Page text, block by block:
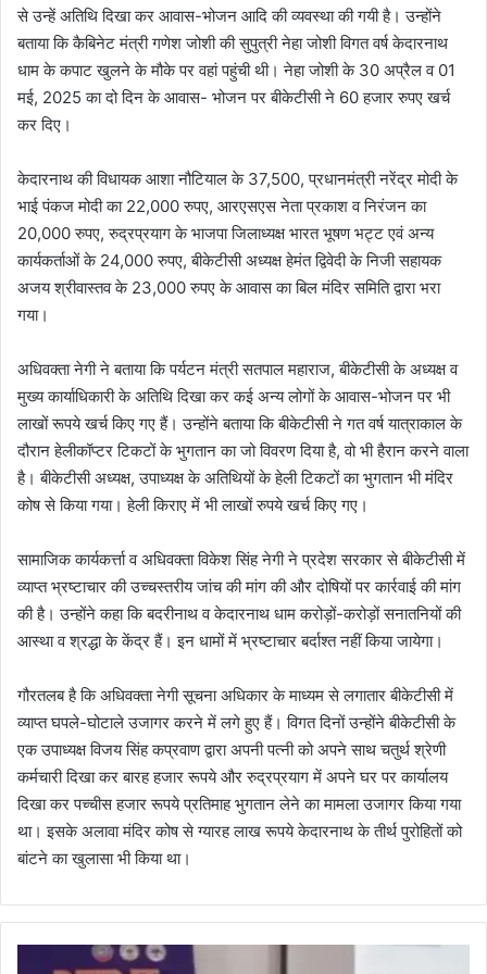
से उन्हें अतिथि दिखा कर आवास-भोजन आदि की व्यवस्था की गयी है। उन्होंने
बताया कि कैबिनेट मंत्री गणेश जोशी की सुपुत्री नेहा जोशी विगत वर्ष केदारनाथ
धाम के कपाट खुलने के मौके पर वहां पहुंची थी। नेहा जोशी के 30 अप्रैल व 01
मई, 2025 का दो दिन के आवास- भोजन पर बीकेटीसी ने 60 हजार रुपए खर्च
कर दिए।
केदारनाथ की विधायक आशा नौटियाल के 37,500, प्रधानमंत्री नरेंद्र मोदी के
भाई पंकज मोदी का 22,000 रुपए, आरएसएस नेता प्रकाश व निरंजन का
20,000 रुपए, रुद्रप्रयाग के भाजपा जिलाध्यक्ष भारत भूषण भट्ट एवं अन्य
कार्यकर्ताओं के 24,000 रुपए, बीकेटीसी अध्यक्ष हेमंत द्विवेदी के निजी सहायक
अजय श्रीवास्तव के 23,000 रुपए के आवास का बिल मंदिर समिति द्वारा भरा
गया।
अधिवक्ता नेगी ने बताया कि पर्यटन मंत्री सतपाल महाराज, बीकेटीसी के अध्यक्ष व
मुख्य कार्याधिकारी के अतिथि दिखा कर कई अन्य लोगों के आवास-भोजन पर भी
लाखों रूपये खर्च किए गए हैं। उन्होंने बताया कि बीकेटीसी ने गत वर्ष यात्राकाल के
दौरान हेलीकॉप्टर टिकटों के भुगतान का जो विवरण दिया है, वो भी हैरान करने वाला
है। बीकेटीसी अध्यक्ष, उपाध्यक्ष के अतिथियों के हेली टिकटों का भुगतान भी मंदिर
कोष से किया गया। हेली किराए में भी लाखों रुपये खर्च किए गए।
सामाजिक कार्यकर्त्ता व अधिवक्ता विकेश सिंह नेगी ने प्रदेश सरकार से बीकेटीसी में
व्याप्त भ्रष्टाचार की उच्चस्तरीय जांच की मांग की और दोषियों पर कार्रवाई की मांग
की है। उन्होंने कहा कि बदरीनाथ व केदारनाथ धाम करोड़ों-करोड़ों सनातनियों की
आस्था व श्रद्धा के केंद्र हैं। इन धामों में भ्रष्टाचार बर्दाश्त नहीं किया जायेगा।
गौरतलब है कि अधिवक्ता नेगी सूचना अधिकार के माध्यम से लगातार बीकेटीसी में
व्याप्त घपले-घोटाले उजागर करने में लगे हुए हैं। विगत दिनों उन्होंने बीकेटीसी के
एक उपाध्यक्ष विजय सिंह कप्रवाण द्वारा अपनी पत्नी को अपने साथ चतुर्थ श्रेणी
कर्मचारी दिखा कर बारह हजार रूपये और रुद्रप्रयाग में अपने घर पर कार्यालय
दिखा कर पच्चीस हजार रूपये प्रतिमाह भुगतान लेने का मामला उजागर किया गया
था। इसके अलावा मंदिर कोष से ग्यारह लाख रूपये केदारनाथ के तीर्थ पुरोहितों को
बांटने का खुलासा भी किया था।